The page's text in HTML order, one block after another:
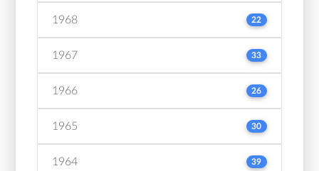
1968 22
1967 33
1966 26
1965 30
1964 39